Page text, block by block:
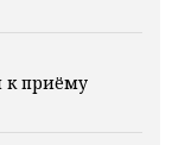
к приёму